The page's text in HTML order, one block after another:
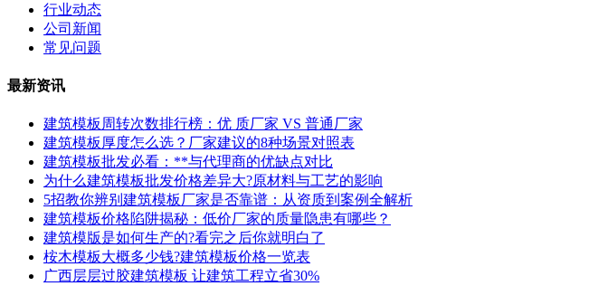
行业动态
公司新闻
常见问题
最新资讯
建筑模板周转次数排行榜：优 质厂家 VS 普通厂家
建筑模板厚度怎么选？厂家建议的8种场景对照表
建筑模板批发必看：**与代理商的优缺点对比
为什么建筑模板批发价格差异大?原材料与工艺的影响
5招教你辨别建筑模板厂家是否靠谱：从资质到案例全解析
建筑模板价格陷阱揭秘：低价厂家的质量隐患有哪些？
建筑模版是如何生产的?看完之后你就明白了
桉木模板大概多少钱?建筑模板价格一览表
广西层层过胶建筑模板 让建筑工程立省30%